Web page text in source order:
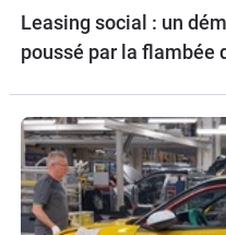
Leasing social : un
poussé par la flambée